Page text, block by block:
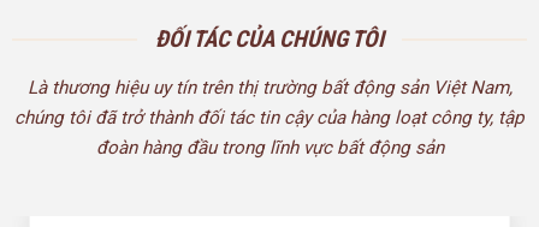
ĐỐI TÁC CỦA CHÚNG TÔI
Là thương hiệu uy tín trên thị trường bất động sản Việt Nam,
chúng tôi đã trở thành đối tác tin cậy của hàng loạt công ty, tập
đoàn hàng đầu trong lĩnh vực bất động sản